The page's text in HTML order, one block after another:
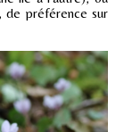
de préférence sur